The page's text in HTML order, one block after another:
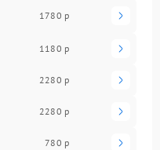
1780 р
1180 р
2280 р
2280 р
780 р